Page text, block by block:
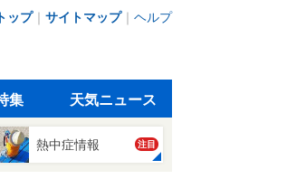
ップ｜ サイトマップ｜ ヘルプ
集 天気ニュース
熱中症情報 注目